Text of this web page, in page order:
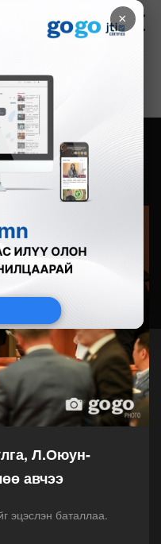
×
Зурган өгүүлэмж
Л.Оюун-
авчээ
эцэслэн баталлаа.